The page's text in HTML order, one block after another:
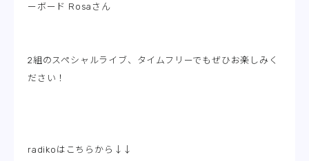
ーボード Rosaさん
2組のスペシャルライブ、タイムフリーでもぜひお楽しみく
ださい！
radikoはこちらから↓↓